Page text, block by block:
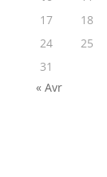
17
18
24
25
31
« Avr